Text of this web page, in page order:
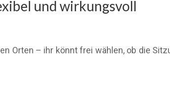
und wirkungsvoll
Orten – ihr könnt frei wählen, ob die